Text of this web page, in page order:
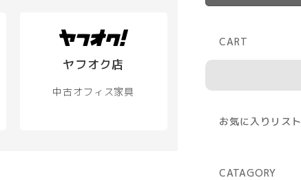
ヤフオク店
中古オフィス家具
CART
お気に入りリスト
CATAGORY